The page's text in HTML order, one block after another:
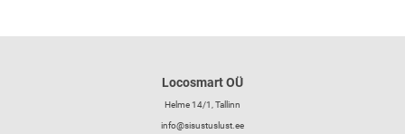
Locosmart OÜ
Helme 14/1, Tallinn
info@sisustuslust.ee